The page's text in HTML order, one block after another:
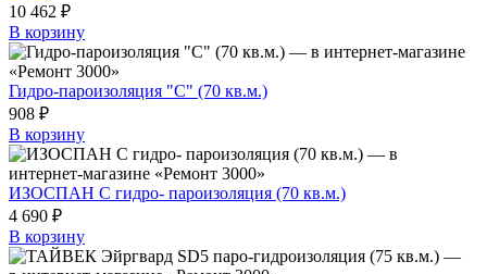
10 462 ₽
В корзину
Гидро-пароизоляция "С" (70 кв.м.)
908 ₽
В корзину
ИЗОСПАН С гидро- пароизоляция (70 кв.м.)
4 690 ₽
В корзину